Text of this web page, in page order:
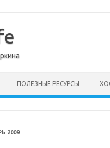
ПОЛЕЗНЫЕ РЕСУРСЫ
2009